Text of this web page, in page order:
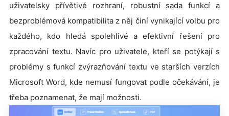
uživatelsky přívětivé rozhraní, robustní sada funkcí a
bezproblémová kompatibilita z něj činí vynikající volbu pro
každého, kdo hledá spolehlivé a efektivní řešení pro
zpracování textu. Navíc pro uživatele, kteří se potýkají s
problémy s funkcí zvýrazňování textu ve starších verzích
Microsoft Word, kde nemusí fungovat podle očekávání, je
třeba poznamenat, že mají možnosti.